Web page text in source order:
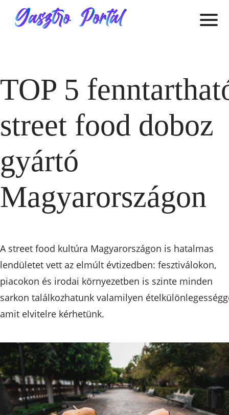
TOP 5
street food doboz
gyártó
Magyarországon
A street food kultúra Magyarországon is hatalmas
lendületet vett az elmúlt évtizedben: fesztiválokon,
piacokon és irodai környezetben is szinte minden
sarkon találkozhatunk valamilyen
amit elvitelre kérhetünk.